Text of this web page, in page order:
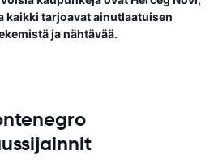
kaikki tarjoavat ainutlaatuisen
ja nähtävää.